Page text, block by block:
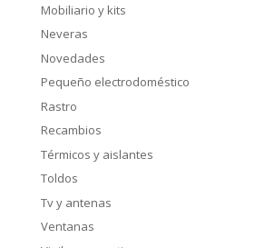
Mobiliario y kits
Neveras
Novedades
Pequeño electrodoméstico
Rastro
Recambios
Térmicos y aislantes
Toldos
Tv y antenas
Ventanas